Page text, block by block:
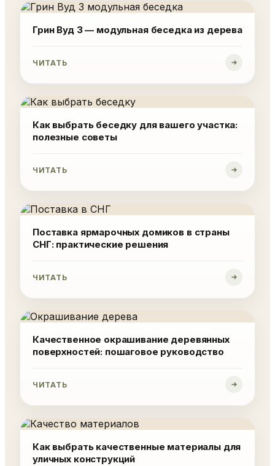
Грин Вуд 3 — модульная беседка из дерева
ЧИТАТЬ
Как выбрать беседку для вашего участка:
полезные советы
ЧИТАТЬ
Поставка ярмарочных домиков в страны
СНГ: практические решения
ЧИТАТЬ
Качественное окрашивание деревянных
поверхностей: пошаговое руководство
ЧИТАТЬ
Как выбрать качественные материалы для
уличных конструкций